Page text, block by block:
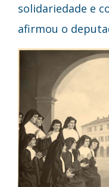
solidariedade e
afirmou o